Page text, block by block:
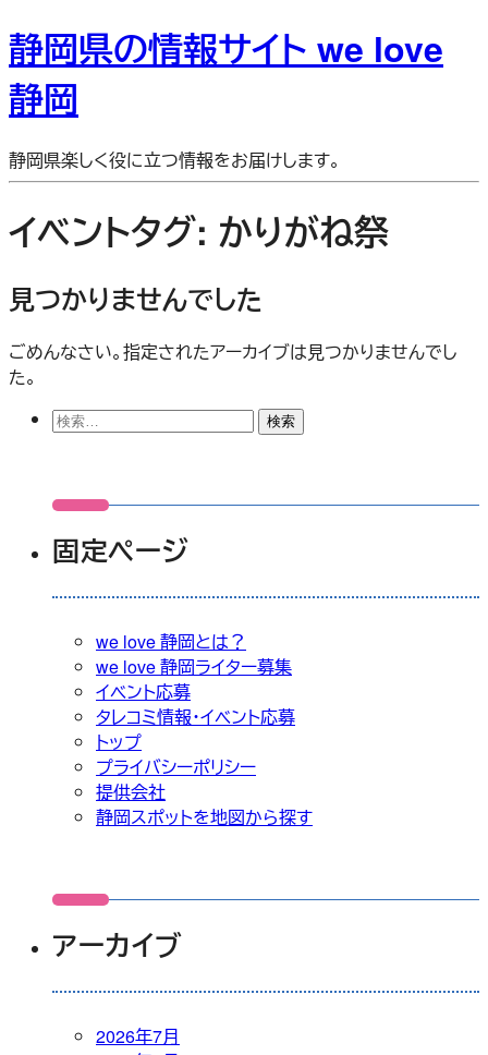
静岡県の情報サイト we love
静岡
静岡県楽しく役に立つ情報をお届けします。
イベントタグ: かりがね祭
見つかりませんでした
ごめんなさい。指定されたアーカイブは見つかりませんでし
た。
検
固定ページ
we love 静岡とは？
we love 静岡ライター募集
イベント応募
タレコミ情報・イベント応募
トップ
プライバシーポリシー
提供会社
静岡スポットを地図から探す
アーカイブ
2026年7月